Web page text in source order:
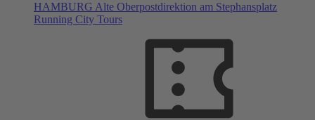
HAMBURG Alte Oberpostdirektion am Stephansplatz
Running City Tours